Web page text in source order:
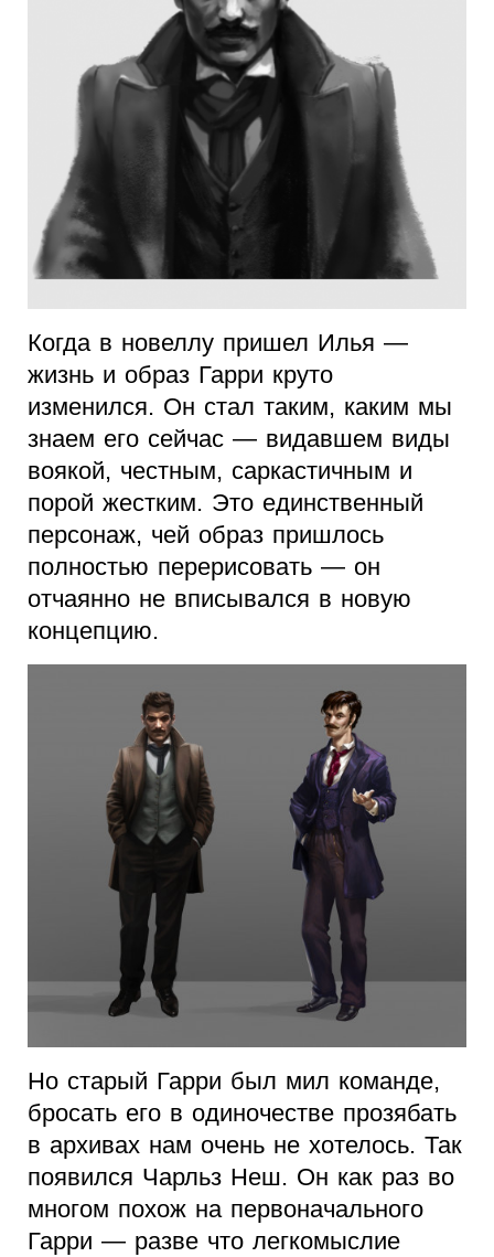
Когда в новеллу пришел Илья —
жизнь и образ Гарри круто
изменился. Он стал таким, каким мы
знаем его сейчас — видавшем виды
воякой, честным, саркастичным и
порой жестким. Это единственный
персонаж, чей образ пришлось
полностью перерисовать — он
отчаянно не вписывался в новую
концепцию.
Но старый Гарри был мил команде,
бросать его в одиночестве прозябать
в архивах нам очень не хотелось. Так
появился Чарльз Неш. Он как раз во
многом похож на первоначального
Гарри — разве что легкомыслие